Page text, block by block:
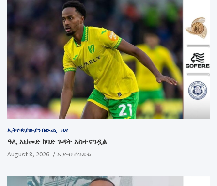
ኢትዮጵያውያን በውጪ ዜና
ዓሊ አህመድ ከባድ ጉዳት አስተናግዷል
August 8, 2026 ኢዮብ ሰንደቁ